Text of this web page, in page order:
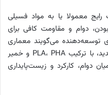
معمولا یا به مواد فسیلی
دوام و مقاومت کافی برای
توسعه‌دهنده می‌گویند معماری
این آمیزه‌سازی (Compounding) جدید، با ترکیب PLA، PHA و خمیر
دوام، کارکرد و زیست‌پایداری